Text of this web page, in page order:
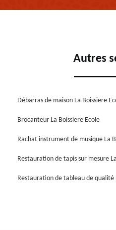
Autres
Débarras de maison La Boissiere
Brocanteur La Boissiere Ecole
Rachat instrument de musique La
Restauration de tapis sur mesure
Restauration de tableau de qualité